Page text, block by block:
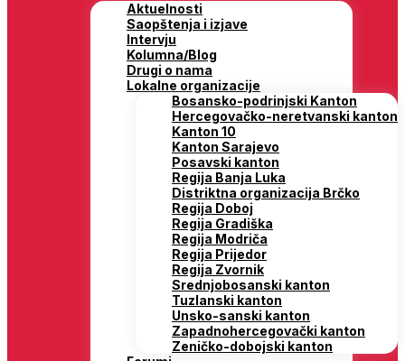
Aktuelnosti
Saopštenja i izjave
Intervju
Kolumna/Blog
Drugi o nama
Lokalne organizacije
Bosansko-podrinjski Kanton
Hercegovačko-neretvanski kanton
Kanton 10
Kanton Sarajevo
Posavski kanton
Regija Banja Luka
Distriktna organizacija Brčko
Regija Doboj
Regija Gradiška
Regija Modriča
Regija Prijedor
Regija Zvornik
Srednjobosanski kanton
Tuzlanski kanton
Unsko-sanski kanton
Zapadnohercegovački kanton
Zeničko-dobojski kanton